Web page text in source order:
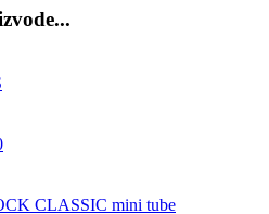
CLASSIC mini tube